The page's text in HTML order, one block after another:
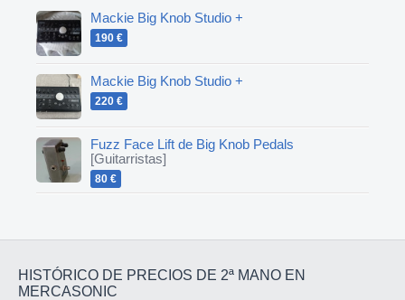
Mackie Big Knob Studio +
190 €
Mackie Big Knob Studio +
220 €
Fuzz Face Lift de Big Knob Pedals
[Guitarristas]
80 €
HISTÓRICO DE PRECIOS DE 2ª MANO EN
MERCASONIC